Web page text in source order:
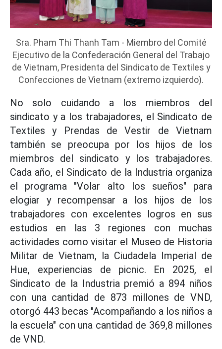
Sra. Pham Thi Thanh Tam - Miembro del Comité
Ejecutivo de la Confederación General del Trabajo
de Vietnam, Presidenta del Sindicato de Textiles y
Confecciones de Vietnam (extremo izquierdo).
No solo cuidando a los miembros del
sindicato y a los trabajadores, el Sindicato de
Textiles y Prendas de Vestir de Vietnam
también se preocupa por los hijos de los
miembros del sindicato y los trabajadores.
Cada año, el Sindicato de la Industria organiza
el programa "Volar alto los sueños" para
elogiar y recompensar a los hijos de los
trabajadores con excelentes logros en sus
estudios en las 3 regiones con muchas
actividades como visitar el Museo de Historia
Militar de Vietnam, la Ciudadela Imperial de
Hue, experiencias de picnic. En 2025, el
Sindicato de la Industria premió a 894 niños
con una cantidad de 873 millones de VND,
otorgó 443 becas "Acompañando a los niños a
la escuela" con una cantidad de 369,8 millones
de VND.